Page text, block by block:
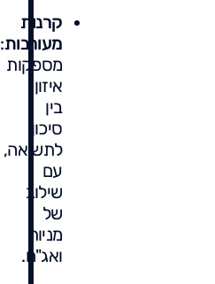
קרנות
מעורבות:
מספקות
איזון
בין
סיכון
לתשואה,
עם
שילוב
של
מניות
ואג"ח.